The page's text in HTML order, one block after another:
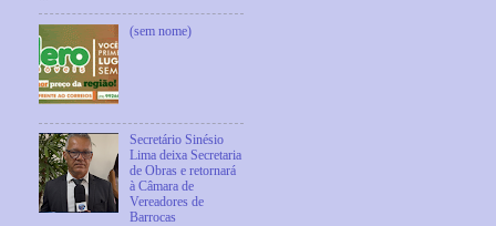
(sem nome)
Secretário Sinésio
Lima deixa Secretaria
de Obras e retornará
à Câmara de
Vereadores de
Barrocas